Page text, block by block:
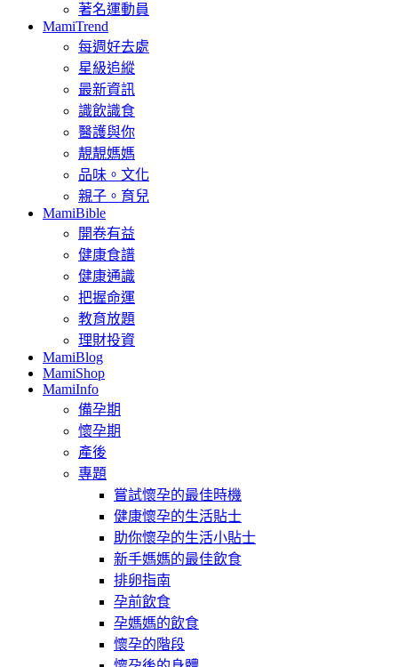
著名運動員
MamiTrend
每週好去處
星級追縱
最新資訊
識飲識食
醫護與你
靚靚媽媽
品味。文化
親子。育兒
MamiBible
開卷有益
健康食譜
健康通識
把握命運
教育放題
理財投資
MamiBlog
MamiShop
MamiInfo
備孕期
懷孕期
產後
專題
嘗試懷孕的最佳時機
健康懷孕的生活貼士
助你懷孕的生活小貼士
新手媽媽的最佳飲食
排卵指南
孕前飲食
孕媽媽的飲食
懷孕的階段